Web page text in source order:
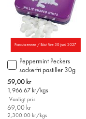
Parasta ennen / Bäst före 30 juni 2027
Peppermint Peckers
sockerfri pastiller 30g
Special
Price
59,00 kr
1,966.67 kr/kgs
Vanligt pris
69,00 kr
2,300.00 kr/kgs
Lägg
till
i
varukorgen